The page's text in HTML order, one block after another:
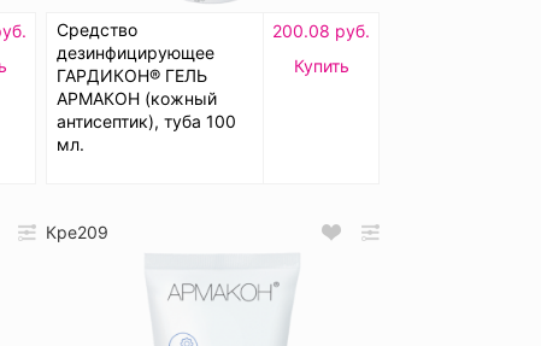
Средство
дезинфицирующее
ГАРДИКОН® ГЕЛЬ
АРМАКОН (кожный
антисептик), туба 100
мл.
200.08 руб.
Купить
Кре209